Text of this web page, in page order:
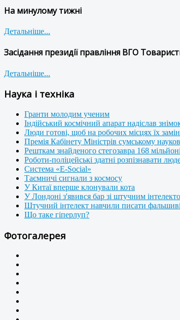
На минулому тижні
Детальніше...
Засідання президії правління ВГО
Детальніше...
Наука і техніка
Гранти молодим ученим
Індійський космічний апарат надіслав
Люди готові, щоб на робочих місцях їх
Премія Кабінету Міністрів сумському
Решткам знайденого стегозавра 168
Роботи-поліцейські здатні розпізнавати
Система «E-Social»
Таємничі сигнали з космосу
У Китаї вперше клонували кота
У Лондоні з'явився бар зі штучним
Штучний інтелект навчили писати
Що таке гіперлуп?
Фотогалерея